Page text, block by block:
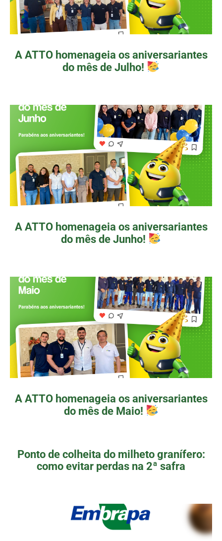
A ATTO homenageia os aniversariantes
do mês de Julho!
A ATTO homenageia os aniversariantes
do mês de Junho!
A ATTO homenageia os aniversariantes
do mês de Maio!
Ponto de colheita do milheto granífero:
como evitar perdas na 2ª safra